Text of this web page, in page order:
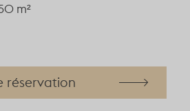
m²
réservation